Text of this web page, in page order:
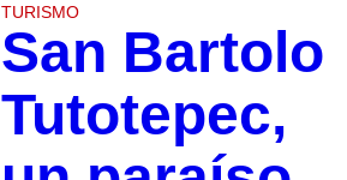
TURISMO
San Bartolo
Tutotepec,